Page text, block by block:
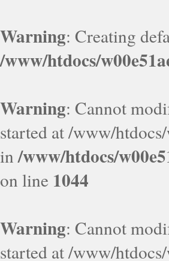
Warning: Creating
/www/htdocs/
Warning: Cannot
started at /www/
in/www/htdocs/
on line 1044
Warning: Cannot
started at /www/